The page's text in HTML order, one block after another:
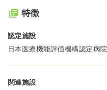
特徴
認定施設
日本医療機能評価機構認定病院
関連施設